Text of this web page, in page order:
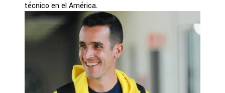
técnico en el América.